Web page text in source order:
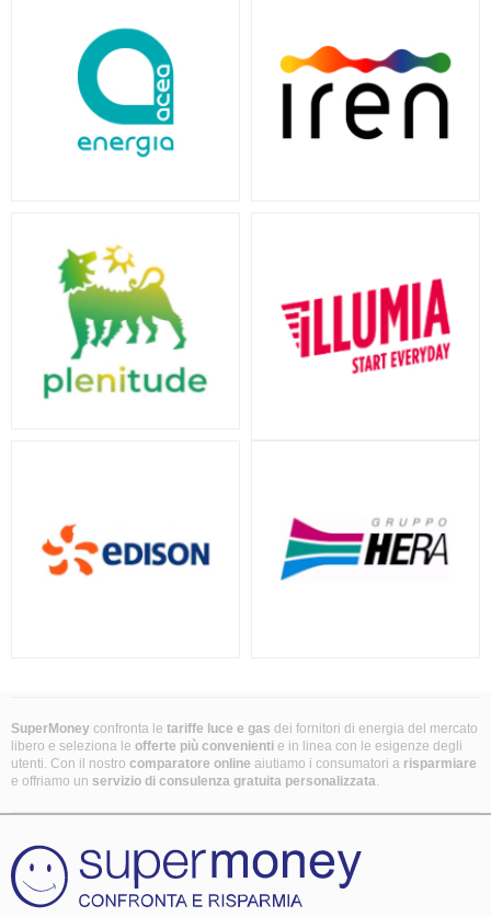
SuperMoney confronta le tariffe luce e gas dei fornitori di energia del mercato
libero e seleziona le offerte più convenienti e in linea con le esigenze degli
utenti. Con il nostro comparatore online aiutiamo i consumatori a risparmiare
e offriamo un servizio di consulenza gratuita personalizzata.